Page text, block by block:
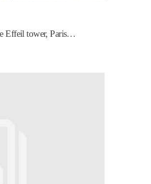
Effeil tower, Paris…